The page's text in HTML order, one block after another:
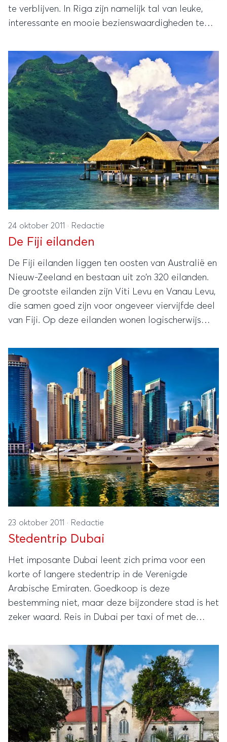
te verblijven. In Riga zijn namelijk tal van leuke,
interessante en mooie bezienswaardigheden te
rondom het mooie oude centrum.
24 oktober 2011 · Redactie
De Fiji eilanden
De Fiji eilanden liggen ten oosten van Australië en
Nieuw-Zeeland en bestaan uit zo’n 320 eilanden.
De grootste eilanden zijn Viti Levu en Vanau Levu,
die samen goed zijn voor ongeveer viervijfde deel
van Fiji. Op deze eilanden wonen logischerwijs
23 oktober 2011 · Redactie
Stedentrip Dubai
Het imposante Dubai leent zich prima voor een
korte of langere stedentrip in de Verenigde
Arabische Emiraten. Goedkoop is deze
bestemming niet, maar deze bijzondere stad is het
zeker waard. Reis in Dubai per taxi of met de
bezienswaardigheden.